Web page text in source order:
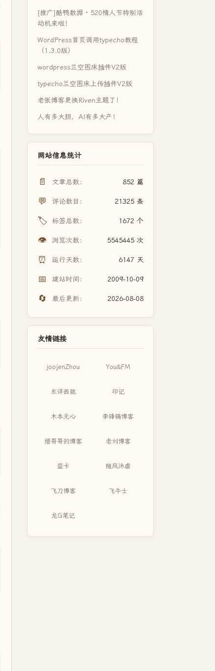
[推广]酷鸭数据 · 520情人节特别活
动机来啦！
WordPress首页调用typecho教程
（1.3.0版）
wordpress兰空图床插件V2版
typecho兰空图床上传插件V2版
老张博客更换Riven主题了！
人有多大胆，AI有多大产！
网站信息统计
📄 文章总数： 852 篇
💬 评论数目： 21325 条
🏷️ 标签总数： 1672 个
👁️ 浏览次数： 5545445 次
⏰ 运行天数： 6147 天
📅 建站时间： 2009-10-09
🔄 最后更新： 2026-08-08
友情链接
joojenZhou You&FM
东评西就 印记
木本无心 李锋镝博客
缙哥哥的博客 老刘博客
蓝卡 随风沐虐
飞刀博客 飞牛士
龙G笔记